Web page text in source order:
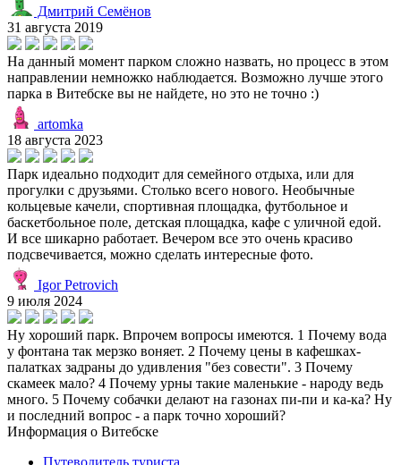
Дмитрий Семёнов
31 августа 2019
На данный момент парком сложно назвать, но процесс в этом
направлении немножко наблюдается. Возможно лучше этого
парка в Витебске вы не найдете, но это не точно :)
artomka
18 августа 2023
Парк идеально подходит для семейного отдыха, или для
прогулки с друзьями. Столько всего нового. Необычные
кольцевые качели, спортивная площадка, футбольное и
баскетбольное поле, детская площадка, кафе с уличной едой.
И все шикарно работает. Вечером все это очень красиво
подсвечивается, можно сделать интересные фото.
Igor Petrovich
9 июля 2024
Ну хороший парк. Впрочем вопросы имеются. 1 Почему вода
у фонтана так мерзко воняет. 2 Почему цены в кафешках-
палатках задраны до удивления "без совести". 3 Почему
скамеек мало? 4 Почему урны такие маленькие - народу ведь
много. 5 Почему собачки делают на газонах пи-пи и ка-ка? Ну
и последний вопрос - а парк точно хороший?
Информация о Витебске
Путеводитель туриста